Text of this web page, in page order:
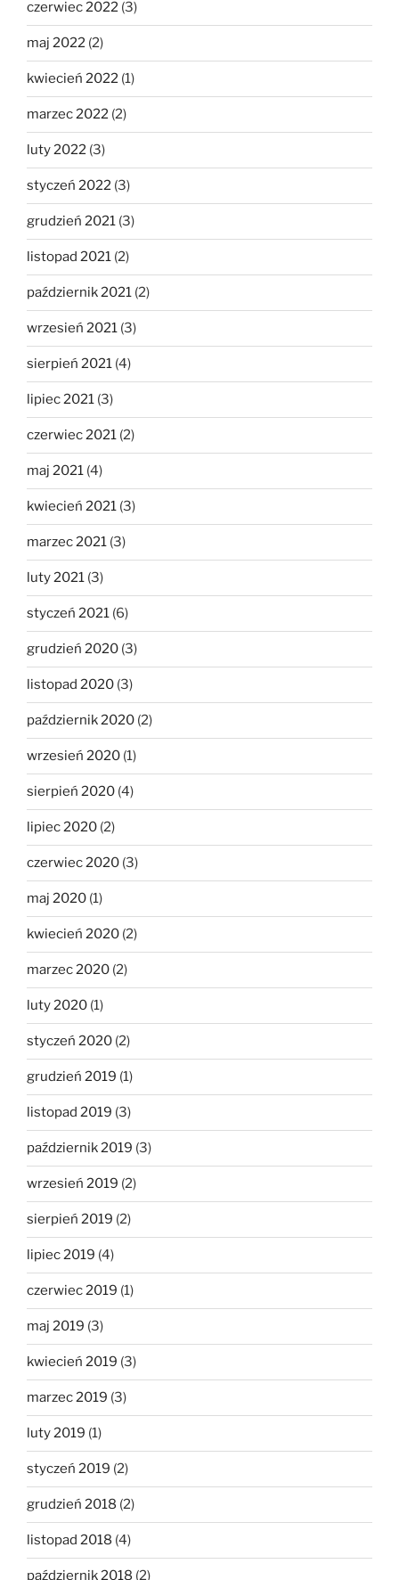
czerwiec 2022 (3)
maj 2022 (2)
kwiecień 2022 (1)
marzec 2022 (2)
luty 2022 (3)
styczeń 2022 (3)
grudzień 2021 (3)
listopad 2021 (2)
październik 2021 (2)
wrzesień 2021 (3)
sierpień 2021 (4)
lipiec 2021 (3)
czerwiec 2021 (2)
maj 2021 (4)
kwiecień 2021 (3)
marzec 2021 (3)
luty 2021 (3)
styczeń 2021 (6)
grudzień 2020 (3)
listopad 2020 (3)
październik 2020 (2)
wrzesień 2020 (1)
sierpień 2020 (4)
lipiec 2020 (2)
czerwiec 2020 (3)
maj 2020 (1)
kwiecień 2020 (2)
marzec 2020 (2)
luty 2020 (1)
styczeń 2020 (2)
grudzień 2019 (1)
listopad 2019 (3)
październik 2019 (3)
wrzesień 2019 (2)
sierpień 2019 (2)
lipiec 2019 (4)
czerwiec 2019 (1)
maj 2019 (3)
kwiecień 2019 (3)
marzec 2019 (3)
luty 2019 (1)
styczeń 2019 (2)
grudzień 2018 (2)
listopad 2018 (4)
październik 2018 (2)